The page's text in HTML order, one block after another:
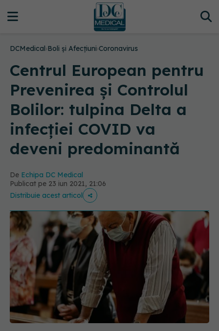
DCMedical›Boli și Afecțiuni›Coronavirus
Centrul European pentru
Prevenirea și Controlul
Bolilor: tulpina Delta a
infecției COVID va
deveni predominantă
De Echipa DC Medical
Publicat pe 23 iun 2021, 21:06
Distribuie acest articol